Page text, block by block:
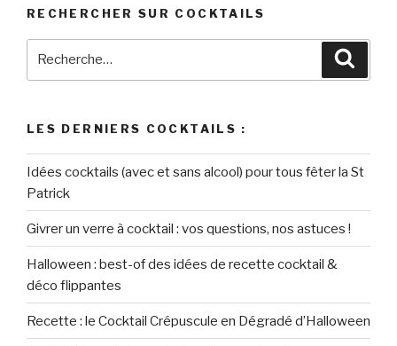
RECHERCHER SUR COCKTAILS
LES DERNIERS COCKTAILS :
Idées cocktails (avec et sans alcool) pour tous fêter la St
Patrick
Givrer un verre à cocktail : vos questions, nos astuces !
Halloween : best-of des idées de recette cocktail &
déco flippantes
Recette : le Cocktail Crépuscule en Dégradé d’Halloween